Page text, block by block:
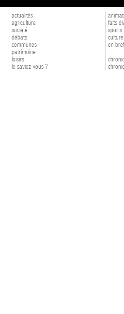
actualités
agriculture
société
débats
communes
patrimoine
loisirs
le saviez-vous ?
faits
sports
culture
en bref